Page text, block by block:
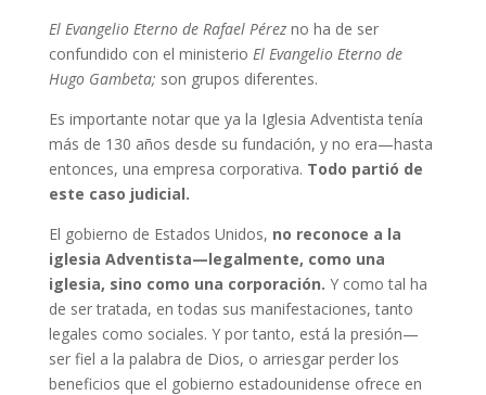
El Evangelio Eterno de Rafael Pérezno ha de ser
confundido con el ministerio El Evangelio Eterno de
Hugo Gambeta; son grupos diferentes.
Es importante notar que ya la Iglesia Adventista tenía
más de 130 años desde su fundación, y no era—hasta
entonces, una empresa corporativa. Todo partió de
este caso judicial.
El gobierno de Estados Unidos, no reconoce a la
iglesia Adventista—legalmente, como una
iglesia, sino como una corporación. Y como tal ha
de ser tratada, en todas sus manifestaciones, tanto
legales como sociales. Y por tanto, está la presión—
ser fiel a la palabra de Dios, o arriesgar perder los
beneficios que el gobierno estadounidense ofrece en